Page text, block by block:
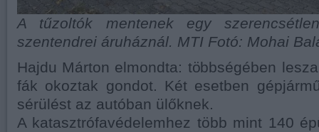
A tűzoltók mentenek egy
szentendrei áruháznál. MTI Fotó: Mohai
Hajdu Márton elmondta: többségében
fák okoztak gondot. Két esetben
sérülést az autóban ülőknek.
A katasztrófavédelemhez több mint 140